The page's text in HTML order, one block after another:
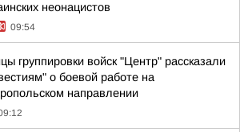
неонацистов
09:54
группировки войск "Центр" рассказали
о боевой работе на
направлении